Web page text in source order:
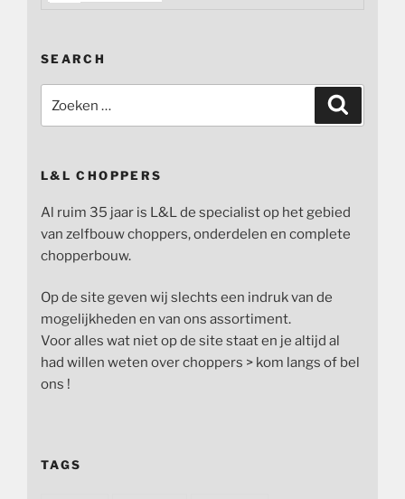
SEARCH
naar:
L&L CHOPPERS
Al ruim 35 jaar is L&L de specialist op het gebied
van zelfbouw choppers, onderdelen en complete
chopperbouw.
Op de site geven wij slechts een indruk van de
mogelijkheden en van ons assortiment.
Voor alles wat niet op de site staat en je altijd al
had willen weten over choppers > kom langs of bel
ons !
TAGS